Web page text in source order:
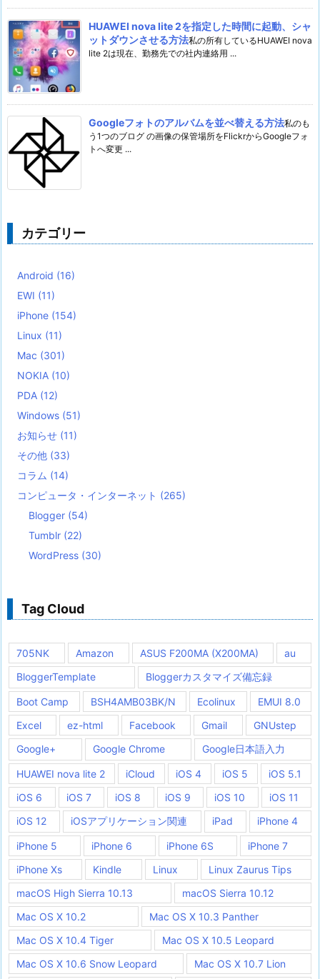
HUAWEI nova lite 2を指定した時間に起動、シャ
ットダウンさせる方法私の所有しているHUAWEI nova
lite 2は現在、勤務先での社内連絡用 ...
Googleフォトのアルバムを並べ替える方法私のも
う1つのブログ の画像の保管場所をFlickrからGoogleフォ
トへ変更 ...
カテゴリー
Android (16)
EWI (11)
iPhone (154)
Linux (11)
Mac (301)
NOKIA (10)
PDA (12)
Windows (51)
お知らせ (11)
その他 (33)
コラム (14)
コンピュータ・インターネット (265)
Blogger (54)
Tumblr (22)
WordPress (30)
Tag Cloud
705NK Amazon ASUS F200MA (X200MA)
au
BloggerTemplate
Bloggerカスタマイズ備忘録
Boot Camp BSH4AMB03BK/N Ecolinux
EMUI 8.0
Excel
ez-html Facebook Gmail
GNUstep
Google+
Google Chrome Google日本語入力
HUAWEI nova lite 2 iCloud iOS 4 iOS 5
iOS 5.1
iOS 6
iOS 7 iOS 8 iOS 9 iOS 10
iOS 11
iOS 12
iOSアプリケーション関連 iPad iPhone 4
iPhone 5 iPhone 6 iPhone 6S
iPhone 7
iPhone Xs
Kindle Linux
Linux Zaurus Tips
macOS High Sierra 10.13
macOS Sierra 10.12
Mac OS X 10.2
Mac OS X 10.3 Panther
Mac OS X 10.4 Tiger
Mac OS X 10.5 Leopard
Mac OS X 10.6 Snow Leopard
Mac OS X 10.7 Lion